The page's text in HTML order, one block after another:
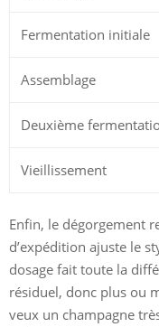
Fermentation initiale
Assemblage
Deuxième
Vieillissement
Enfin, le dégorgement
d’expédition ajuste le
dosage fait toute la
résiduel, donc plus ou
veux un champagne